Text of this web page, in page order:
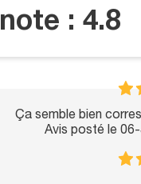
note : 4.8
Ça semble bien
Avis posté le